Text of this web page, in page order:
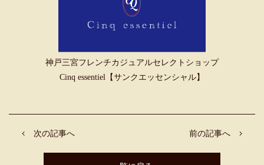
神戸三宮フレンチカジュアルセレクトショップ
Cinq essentiel【サンクエッセンシャル】
前の記事へ
次の記事へ